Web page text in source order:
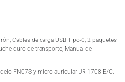
Cables de carga USB Tipo-C, 2 paquetes
duro de transporte, Manual de
FN07S y micro-auricular JR-1708 E/C.